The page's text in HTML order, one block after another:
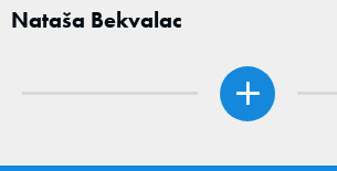
Nataša Bekvalac